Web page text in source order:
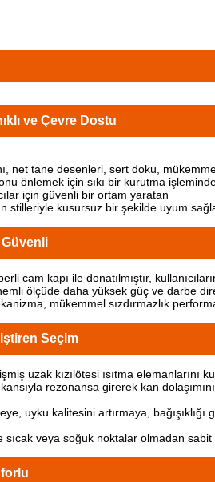
ve Çevre Dostu
net tane desenleri, sert doku,
önlemek için sıkı bir kurutma
için güvenli bir ortam yaratan
stilleriyle kusursuz bir şekilde uyum
cam kapı ile donatılmıştır,
ölçüde daha yüksek güç ve darbe
mükemmel sızdırmazlık
Seçim
uzak kızılötesi ısıtma elemanlarını
rezonansa girerek kan
uyku kalitesini artırmaya,
veya soğuk noktalar olmadan sabit